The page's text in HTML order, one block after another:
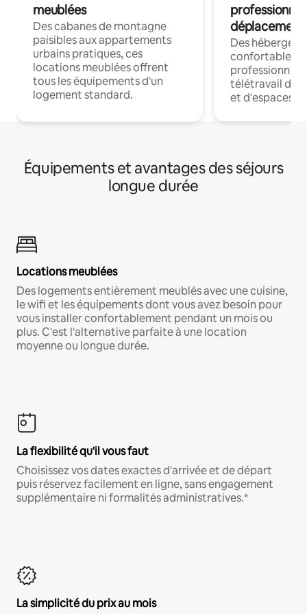
meublées
Des cabanes de montagne
paisibles aux appartements
urbains pratiques, ces
locations meublées offrent
tous les équipements d'un
logement standard.
déplacement
Des
confortables
professionnels
télétravail
et d'espaces
Équipements et avantages des séjours
longue durée
Locations meublées
Des logements entièrement meublés avec une cuisine,
le wifi et les équipements dont vous avez besoin pour
vous installer confortablement pendant un mois ou
plus. C'est l'alternative parfaite à une location
moyenne ou longue durée.
La flexibilité qu'il vous faut
Choisissez vos dates exactes d'arrivée et de départ
puis réservez facilement en ligne, sans engagement
supplémentaire ni formalités administratives.*
La simplicité du prix au mois